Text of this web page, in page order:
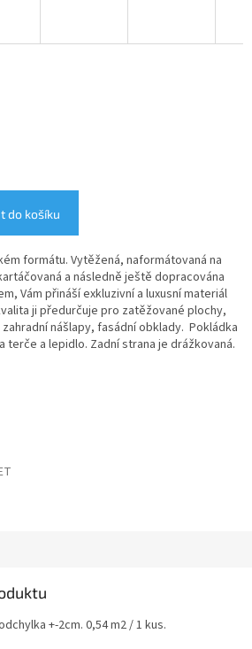
do košíku
formátu. Vytěžená, naformátovaná na
a následně ještě dopracována
Vám přináší exkluzivní a luxusní materiál
ji předurčuje pro zatěžované plochy,
nášlapy, fasádní obklady. Pokládka
terče a lepidlo. Zadní strana je drážkovaná.
+-2cm. 0,54 m2 / 1 kus.